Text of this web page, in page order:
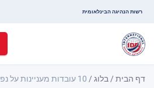
רשות הנהיגה הבינלאומית
דף הבית/ בלוג/ 10 עובדות מעניינות על נפאל